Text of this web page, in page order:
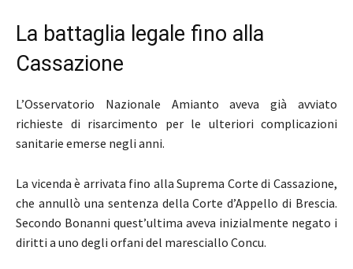
La battaglia legale fino alla
Cassazione
L’Osservatorio Nazionale Amianto aveva già avviato
richieste di risarcimento per le ulteriori complicazioni
sanitarie emerse negli anni.
La vicenda è arrivata fino alla Suprema Corte di Cassazione,
che annullò una sentenza della Corte d’Appello di Brescia.
Secondo Bonanni quest’ultima aveva inizialmente negato i
diritti a uno degli orfani del maresciallo Concu.